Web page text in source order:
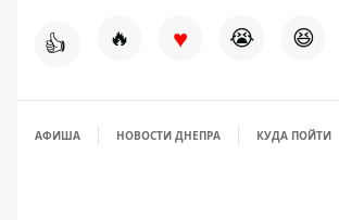
👍 🔥 ♥ 😭 😆
АФИША НОВОСТИ ДНЕПРА КУДА ПОЙТИ